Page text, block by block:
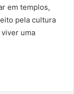
em templos,
pela cultura
uma